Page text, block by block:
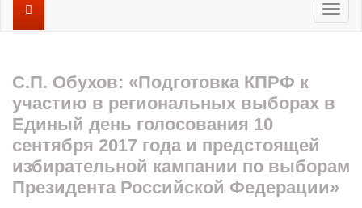
С.П. Обухов: «Подготовка КПРФ к
участию в региональных выборах в
Единый день голосования 10
сентября 2017 года и предстоящей
избирательной кампании по выборам
Президента Российской Федерации»